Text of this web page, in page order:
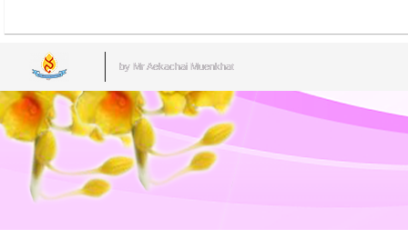
by Mr.Aekachai Muenkhat